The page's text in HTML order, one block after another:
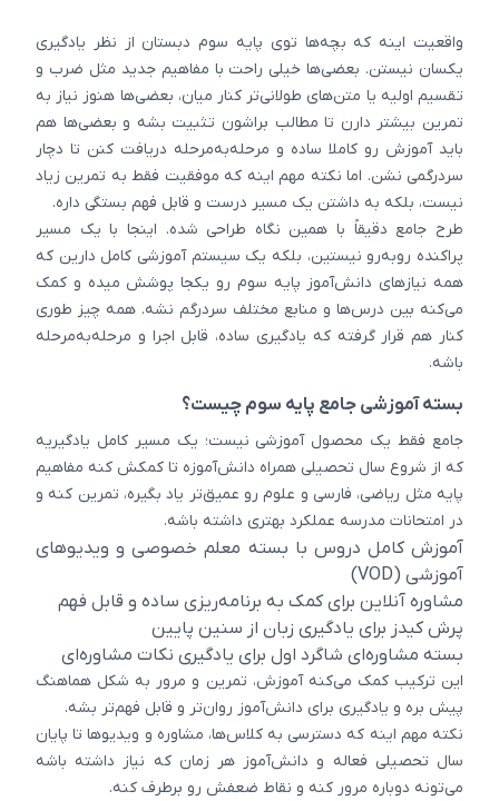
واقعیت اینه که بچه‌ها توی پایه سوم دبستان از نظر یادگیری
یکسان نیستن. بعضی‌ها خیلی راحت با مفاهیم جدید مثل ضرب و
تقسیم اولیه یا متن‌های طولانی‌تر کنار میان، بعضی‌ها هنوز نیاز به
تمرین بیشتر دارن تا مطالب براشون تثبیت بشه و بعضی‌ها هم
باید آموزش رو کاملا ساده و مرحله‌به‌مرحله دریافت کنن تا دچار
سردرگمی نشن. اما نکته مهم اینه که موفقیت فقط به تمرین زیاد
نیست، بلکه به داشتن یک مسیر درست و قابل فهم بستگی داره.
طرح جامع دقیقاً با همین نگاه طراحی شده. اینجا با یک مسیر
پراکنده روبه‌رو نیستین، بلکه یک سیستم آموزشی کامل دارین که
همه نیازهای دانش‌آموز پایه سوم رو یکجا پوشش میده و کمک
می‌کنه بین درس‌ها و منابع مختلف سردرگم نشه. همه چیز طوری
کنار هم قرار گرفته که یادگیری ساده، قابل اجرا و مرحله‌به‌مرحله
باشه.
بسته آموزشی جامع پایه سوم چیست؟
جامع فقط یک محصول آموزشی نیست؛ یک مسیر کامل یادگیریه
که از شروع سال تحصیلی همراه دانش‌آموزه تا کمکش کنه مفاهیم
پایه مثل ریاضی، فارسی و علوم رو عمیق‌تر یاد بگیره، تمرین کنه و
در امتحانات مدرسه عملکرد بهتری داشته باشه.
آموزش کامل دروس با بسته معلم خصوصی و ویدیوهای
آموزشی (VOD)
مشاوره آنلاین برای کمک به برنامه‌ریزی ساده و قابل فهم
پرش کیدز برای یادگیری زبان از سنین پایین
بسته مشاوره‌ای شاگرد اول برای یادگیری نکات مشاوره‌ای
این ترکیب کمک می‌کنه آموزش، تمرین و مرور به شکل هماهنگ
پیش بره و یادگیری برای دانش‌آموز روان‌تر و قابل فهم‌تر بشه.
نکته مهم اینه که دسترسی به کلاس‌ها، مشاوره و ویدیوها تا پایان
سال تحصیلی فعاله و دانش‌آموز هر زمان که نیاز داشته باشه
می‌تونه دوباره مرور کنه و نقاط ضعفش رو برطرف کنه.